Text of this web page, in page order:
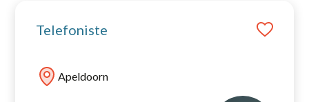
Telefoniste
Apeldoorn